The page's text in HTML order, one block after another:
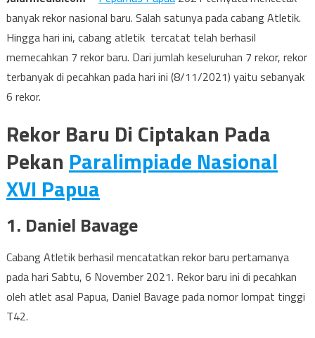
banyak rekor nasional baru. Salah satunya pada cabang Atletik.
Hingga hari ini, cabang atletik tercatat telah berhasil
memecahkan 7 rekor baru. Dari jumlah keseluruhan 7 rekor, rekor
terbanyak di pecahkan pada hari ini (8/11/2021) yaitu sebanyak
6 rekor.
Rekor Baru Di Ciptakan Pada
Pekan Paralimpiade Nasional
XVI Papua
1. Daniel Bavage
Cabang Atletik berhasil mencatatkan rekor baru pertamanya
pada hari Sabtu, 6 November 2021. Rekor baru ini di pecahkan
oleh atlet asal Papua, Daniel Bavage pada nomor lompat tinggi
T42.